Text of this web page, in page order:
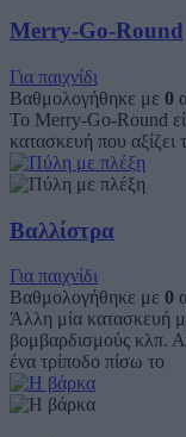
Merry-Go-Round
Για παιχνίδι
Βαθμολογήθηκε με 0
Το Merry-Go-Round
κατασκευή που
Βαλλίστρα
Για παιχνίδι
Βαθμολογήθηκε με 0
Άλλη μία κατασκευή
βομβαρδισμούς κλπ.
ένα τρίποδο πίσω το